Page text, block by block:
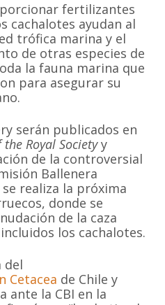
fertilizantes
cachalotes ayudan al
trófica marina y el
de otras especies de
la fauna marina que
para asegurar su
serán publicados en
Royal Societyy
de la controversial
Ballenera
realiza la próxima
donde se
de la caza
los cachalotes.
del
Cetacea de Chile y
ante la CBI en la